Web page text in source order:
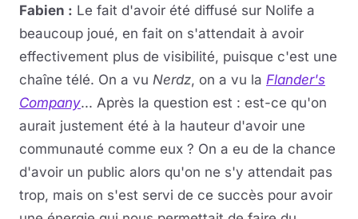
Fabien : Le fait d'avoir été diffusé sur Nolife a
beaucoup joué, en fait on s'attendait à avoir
effectivement plus de visibilité, puisque c'est une
chaîne télé. On a vu Nerdz, on a vu la Flander's
Company... Après la question est : est-ce qu'on
aurait justement été à la hauteur d'avoir une
communauté comme eux ? On a eu de la chance
d'avoir un public alors qu'on ne s'y attendait pas
trop, mais on s'est servi de ce succès pour avoir